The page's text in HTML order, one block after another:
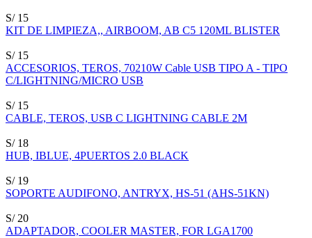
S/ 15
KIT DE LIMPIEZA,, AIRBOOM, AB C5 120ML BLISTER
S/ 15
ACCESORIOS, TEROS, 70210W Cable USB TIPO A - TIPO
C/LIGHTNING/MICRO USB
S/ 15
CABLE, TEROS, USB C LIGHTNING CABLE 2M
S/ 18
HUB, IBLUE, 4PUERTOS 2.0 BLACK
S/ 19
SOPORTE AUDIFONO, ANTRYX, HS-51 (AHS-51KN)
S/ 20
ADAPTADOR, COOLER MASTER, FOR LGA1700